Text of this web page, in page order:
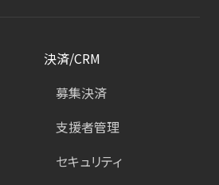
決済/CRM
募集決済
支援者管理
セキュリティ